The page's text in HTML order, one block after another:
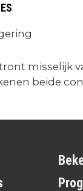
misselijk
beide